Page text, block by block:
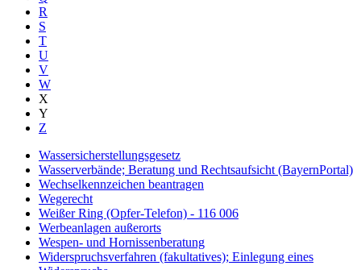
R
S
T
U
V
W
X
Y
Z
Wassersicherstellungsgesetz
Wasserverbände; Beratung und Rechtsaufsicht (BayernPortal)
Wechselkennzeichen beantragen
Wegerecht
Weißer Ring (Opfer-Telefon) - 116 006
Werbeanlagen außerorts
Wespen- und Hornissenberatung
Widerspruchsverfahren (fakultatives); Einlegung eines